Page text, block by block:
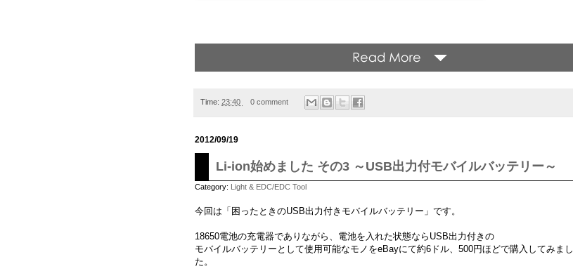
Time: 23:40 0 comment
2012/09/19
Li-ion始めました その3 ～USB出力付モバイルバッテリー～
Category: Light & EDC/EDC Tool
今回は「困ったときのUSB出力付きモバイルバッテリー」です。
18650電池の充電器でありながら、電池を入れた状態ならUSB出力付きの
モバイルバッテリーとして使用可能なモノをeBayにて約6ドル、500円ほどで購入してみまし
た。